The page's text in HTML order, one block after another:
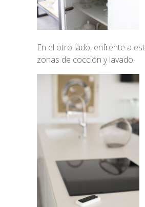
En el otro lado, enfrente a
zonas de cocción y lavado.